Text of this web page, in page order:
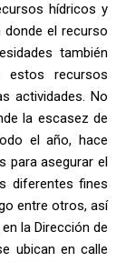
hídricos y
el recurso
también
estos recursos
actividades. No
la escasez de
el año, hace
para asegurar el
diferentes fines
entre otros, así
la Dirección de
ubican en calle